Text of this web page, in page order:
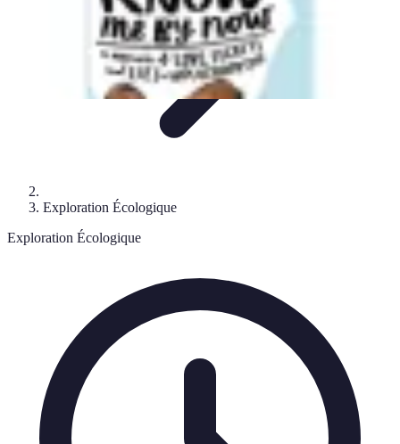
Exploration Écologique
Exploration Écologique